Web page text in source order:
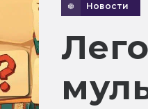
Новости